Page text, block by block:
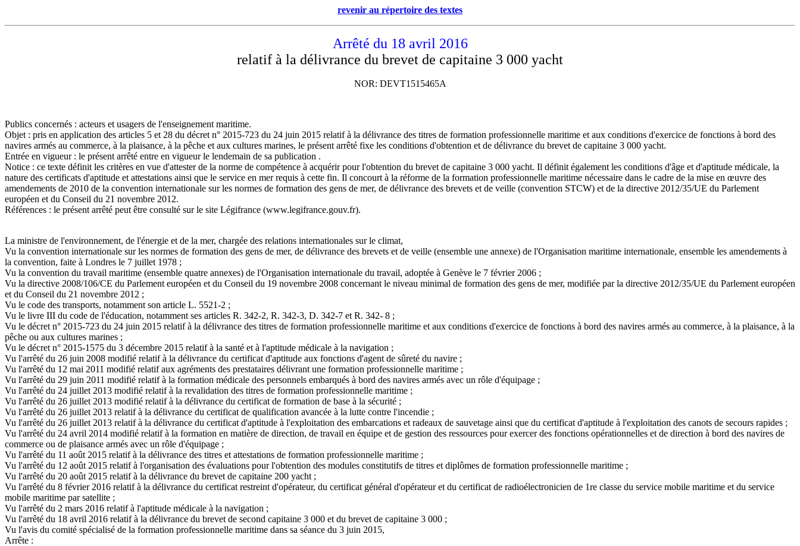
revenir au répertoire des textes
Arrêté du 18 avril 2016
relatif à la délivrance du brevet de capitaine 3 000 yacht
NOR: DEVT1515465A
Publics concernés : acteurs et usagers de l'enseignement maritime.
Objet : pris en application des articles 5 et 28 du décret n° 2015-723 du 24 juin 2015 relatif à la délivrance des titres de formation professionnelle maritime et aux conditions d'exercice de fonctions à bord des
navires armés au commerce, à la plaisance, à la pêche et aux cultures marines, le présent arrêté fixe les conditions d'obtention et de délivrance du brevet de capitaine 3 000 yacht.
Entrée en vigueur : le présent arrêté entre en vigueur le lendemain de sa publication .
Notice : ce texte définit les critères en vue d'attester de la norme de compétence à acquérir pour l'obtention du brevet de capitaine 3 000 yacht. Il définit également les conditions d'âge et d'aptitude médicale, la
nature des certificats d'aptitude et attestations ainsi que le service en mer requis à cette fin. Il concourt à la réforme de la formation professionnelle maritime nécessaire dans le cadre de la mise en œuvre des
amendements de 2010 de la convention internationale sur les normes de formation des gens de mer, de délivrance des brevets et de veille (convention STCW) et de la directive 2012/35/UE du Parlement
européen et du Conseil du 21 novembre 2012.
Références : le présent arrêté peut être consulté sur le site Légifrance (www.legifrance.gouv.fr).
La ministre de l'environnement, de l'énergie et de la mer, chargée des relations internationales sur le climat,
Vu la convention internationale sur les normes de formation des gens de mer, de délivrance des brevets et de veille (ensemble une annexe) de l'Organisation maritime internationale, ensemble les amendements à
la convention, faite à Londres le 7 juillet 1978 ;
Vu la convention du travail maritime (ensemble quatre annexes) de l'Organisation internationale du travail, adoptée à Genève le 7 février 2006 ;
Vu la directive 2008/106/CE du Parlement européen et du Conseil du 19 novembre 2008 concernant le niveau minimal de formation des gens de mer, modifiée par la directive 2012/35/UE du Parlement européen
et du Conseil du 21 novembre 2012 ;
Vu le code des transports, notamment son article L. 5521-2 ;
Vu le livre III du code de l'éducation, notamment ses articles R. 342-2, R. 342-3, D. 342-7 et R. 342- 8 ;
Vu le décret n° 2015-723 du 24 juin 2015 relatif à la délivrance des titres de formation professionnelle maritime et aux conditions d'exercice de fonctions à bord des navires armés au commerce, à la plaisance, à la
pêche ou aux cultures marines ;
Vu le décret n° 2015-1575 du 3 décembre 2015 relatif à la santé et à l'aptitude médicale à la navigation ;
Vu l'arrêté du 26 juin 2008 modifié relatif à la délivrance du certificat d'aptitude aux fonctions d'agent de sûreté du navire ;
Vu l'arrêté du 12 mai 2011 modifié relatif aux agréments des prestataires délivrant une formation professionnelle maritime ;
Vu l'arrêté du 29 juin 2011 modifié relatif à la formation médicale des personnels embarqués à bord des navires armés avec un rôle d'équipage ;
Vu l'arrêté du 24 juillet 2013 modifié relatif à la revalidation des titres de formation professionnelle maritime ;
Vu l'arrêté du 26 juillet 2013 modifié relatif à la délivrance du certificat de formation de base à la sécurité ;
Vu l'arrêté du 26 juillet 2013 relatif à la délivrance du certificat de qualification avancée à la lutte contre l'incendie ;
Vu l'arrêté du 26 juillet 2013 relatif à la délivrance du certificat d'aptitude à l'exploitation des embarcations et radeaux de sauvetage ainsi que du certificat d'aptitude à l'exploitation des canots de secours rapides ;
Vu l'arrêté du 24 avril 2014 modifié relatif à la formation en matière de direction, de travail en équipe et de gestion des ressources pour exercer des fonctions opérationnelles et de direction à bord des navires de
commerce ou de plaisance armés avec un rôle d'équipage ;
Vu l'arrêté du 11 août 2015 relatif à la délivrance des titres et attestations de formation professionnelle maritime ;
Vu l'arrêté du 12 août 2015 relatif à l'organisation des évaluations pour l'obtention des modules constitutifs de titres et diplômes de formation professionnelle maritime ;
Vu l'arrêté du 20 août 2015 relatif à la délivrance du brevet de capitaine 200 yacht ;
Vu l'arrêté du 8 février 2016 relatif à la délivrance du certificat restreint d'opérateur, du certificat général d'opérateur et du certificat de radioélectronicien de 1re classe du service mobile maritime et du service
mobile maritime par satellite ;
Vu l'arrêté du 2 mars 2016 relatif à l'aptitude médicale à la navigation ;
Vu l'arrêté du 18 avril 2016 relatif à la délivrance du brevet de second capitaine 3 000 et du brevet de capitaine 3 000 ;
Vu l'avis du comité spécialisé de la formation professionnelle maritime dans sa séance du 3 juin 2015,
Arrête :